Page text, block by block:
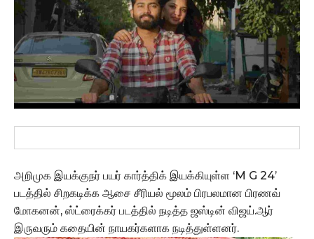
அறிமுக இயக்குநர் பயர் கார்த்திக் இயக்கியுள்ள ‘M G 24’
படத்தில் சிறகடிக்க ஆசை சீரியல் மூலம் பிரபலமான பிரணவ்
மோகனன், ஸ்ட்ரைக்கர் படத்தில் நடித்த ஜஸ்டின் விஜய்.ஆர்
இருவரும் கதையின் நாயகர்களாக நடித்துள்ளனர்.